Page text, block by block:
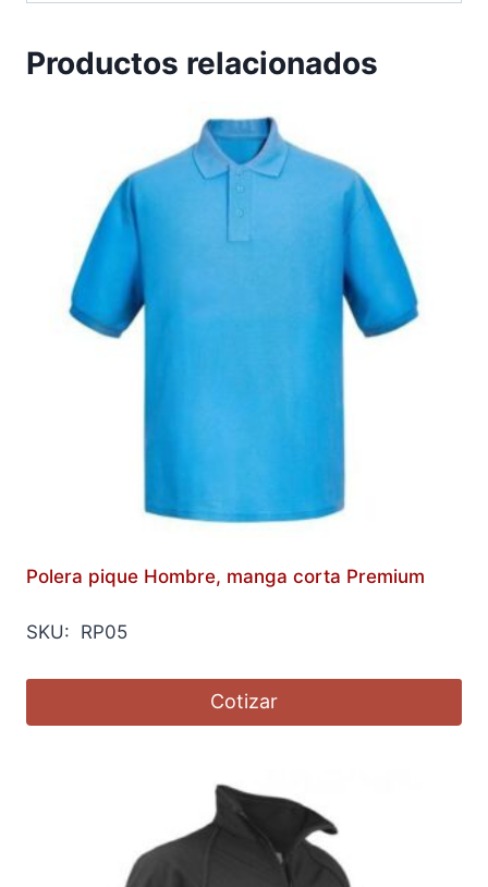
Productos relacionados
Polera pique Hombre, manga corta Premium
SKU: RP05
Cotizar